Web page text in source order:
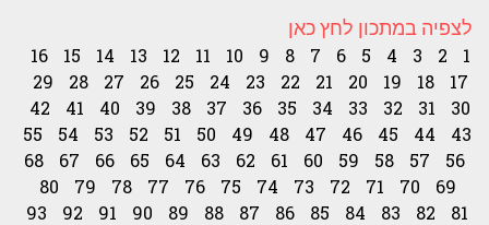
לצפיה במתכון לחץ כאן
1
2
3
4
5
6
7
8
9
10
11
12
13
14
15
16
17
18
19
20
21
22
23
24
25
26
27
28
29
30
31
32
33
34
35
36
37
38
39
40
41
42
43
44
45
46
47
48
49
50
51
52
53
54
55
56
57
58
59
60
61
62
63
64
65
66
67
68
69
70
71
72
73
74
75
76
77
78
79
80
81
82
83
84
85
86
87
88
89
90
91
92
93